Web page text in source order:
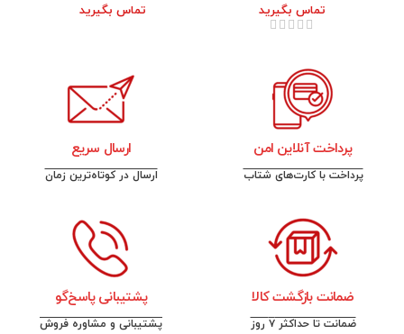
تماس بگیرید تماس بگیرید
پرداخت آنلاین امن
پرداخت با کارت‌های شتاب
ارسال سریع
ارسال در کوتاه‌ترین زمان
ضمانت بازگشت کالا
ضمانت تا حداکثر ۷ روز
پشتیبانی پاسخ‌گو
پشتیبانی و مشاوره فروش